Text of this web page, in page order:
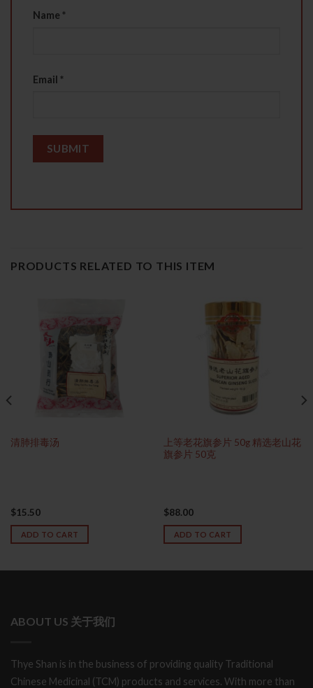
Name *
Email *
PRODUCTS RELATED TO THIS ITEM
清肺排毒汤
$15.50
ADD TO CART
上等老花旗参片 50g 精选老山花
旗参片 50克
$88.00
ADD TO CART
ABOUT US 关于我们
Thye Shan is in the business of providing quality Traditional
Chinese Medicinal (TCM) products and services. With more than